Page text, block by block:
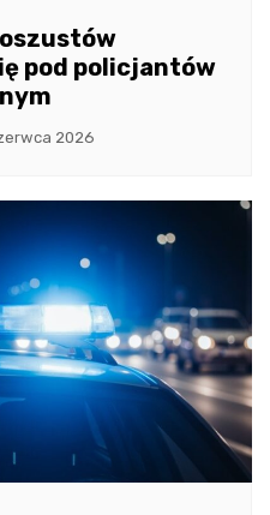
pod policjantów
2026